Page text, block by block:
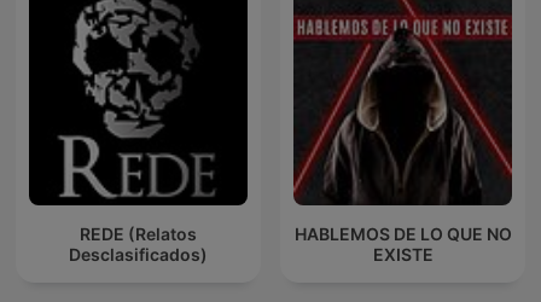
REDE (Relatos
Desclasificados)
HABLEMOS DE LO QUE NO
EXISTE